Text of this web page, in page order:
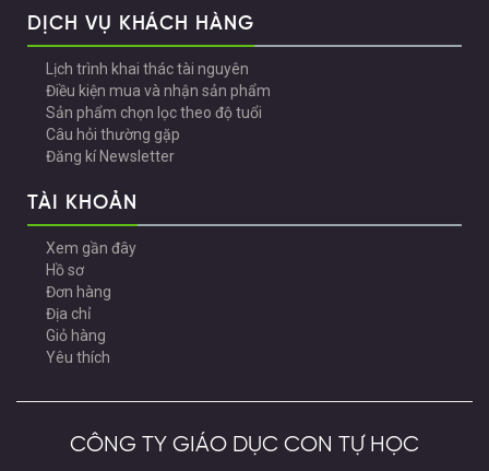
DỊCH VỤ KHÁCH HÀNG
Lịch trình khai thác tài nguyên
Điều kiện mua và nhận sản phẩm
Sản phẩm chọn lọc theo độ tuổi
Câu hỏi thường gặp
Đăng kí Newsletter
TÀI KHOẢN
Xem gần đây
Hồ sơ
Đơn hàng
Địa chỉ
Giỏ hàng
Yêu thích
CÔNG TY GIÁO DỤC CON TỰ HỌC